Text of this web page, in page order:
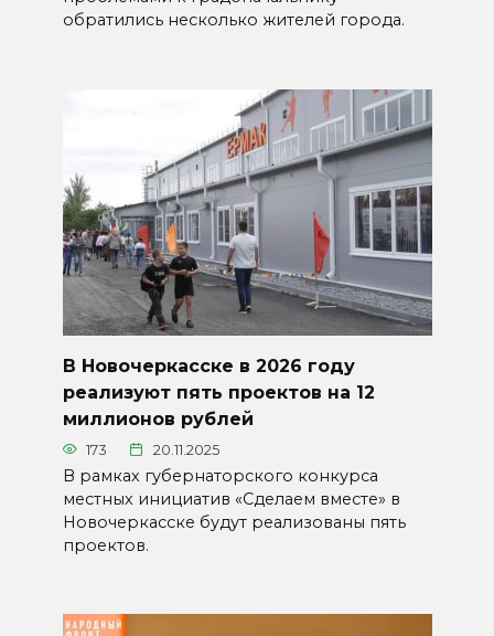
обратились несколько жителей города.
В Новочеркасске в 2026 году
реализуют пять проектов на 12
миллионов рублей
173 20.11.2025
В рамках губернаторского конкурса
местных инициатив «Сделаем вместе» в
Новочеркасске будут реализованы пять
проектов.